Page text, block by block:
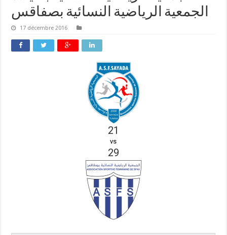
الجمعية الرياضية النسائية بصفاقس
17 décembre 2016
21
vs
29